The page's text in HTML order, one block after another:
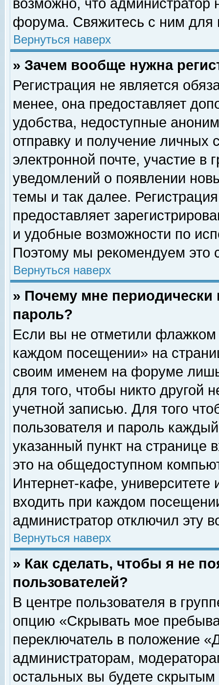
возможно, что
форума. Свяжитесь с ним для
Вернуться наверх
» Зачем вообще нужна
Регистрация не является
менее, она предоставляет
удобства, недоступные
отправку и получение личных
электронной почте, участие в
уведомлений о появлении
темы и так далее.
предоставляет
и удобные возможности по
Поэтому мы рекомендуем это
Вернуться наверх
» Почему мне
пароль?
Если вы не отметили флажком
каждом посещении» на
своим именем на форуме
для того, чтобы никто другой
учетной записью. Для того
пользователя и пароль
указанный пункт на
это на общедоступном
Интернет-кафе, университете
входить при каждом
администратор отключил эту
Вернуться наверх
» Как сделать, чтобы я не
пользователей?
В центре пользователя в
опцию «Скрывать мое
переключатель в положение
администраторам,
остальных вы будете скрытым